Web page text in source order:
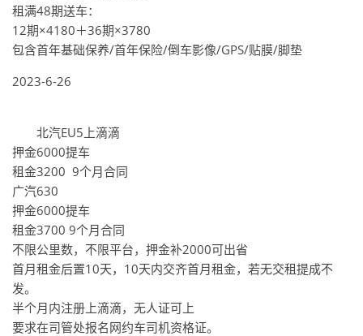
租满48期送车：
12期×4180＋36期×3780
包含首年基础保养/首年保险/倒车影像/GPS/贴膜/脚垫
2023-6-26
北汽EU5上滴滴
押金6000提车
租金3200 9个月合同
广汽630
押金6000提车
租金3700 9个月合同
不限公里数，不限平台，押金补2000可出省
首月租金后置10天，10天内交齐首月租金，若无交租提成不
发。
半个月内注册上滴滴，无人证可上
要求在司管处报名网约车司机资格证。